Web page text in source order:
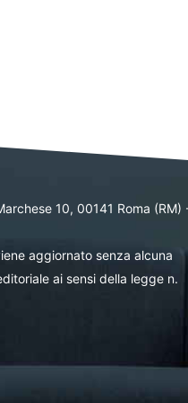
10, 00141 Roma (RM)
aggiornato senza alcuna
ai sensi della legge n.